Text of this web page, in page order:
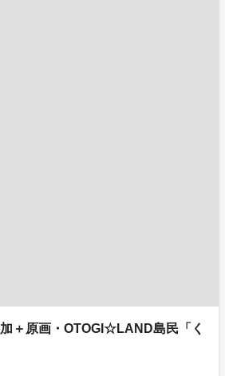
＋原画・OTOGI☆LAND島民「く